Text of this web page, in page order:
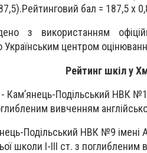
бал = 187,5 х
з використанням
центром
Рейтинг шкіл у
- Кам’янець-Подільський НВК
вивченням
Подільський НВК №9 імені
школи I-III ст. з